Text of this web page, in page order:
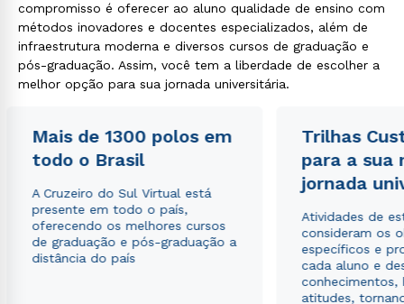
compromisso é oferecer ao aluno qualidade de ensino com
métodos inovadores e docentes especializados, além de
infraestrutura moderna e diversos cursos de graduação e
pós-graduação. Assim, você tem a liberdade de escolher a
melhor opção para sua jornada universitária.
Mais de 1300 polos em
todo o Brasil
A Cruzeiro do Sul Virtual está
presente em todo o país,
oferecendo os melhores cursos
de graduação e pós-graduação a
distância do país
Trilhas
para a sua
jornada
Atividades de
consideram os
específicos e
cada aluno e
conhecimentos,
atitudes,
autorizo que meus dados sejam utilizados para o
envio de conteúdos da Cruzeiro do Sul.